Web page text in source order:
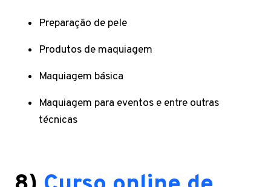
Preparação de pele
Produtos de maquiagem
Maquiagem básica
Maquiagem para eventos e entre outras
técnicas